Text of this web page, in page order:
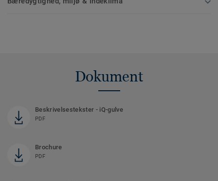
Dokument
Beskrivelsestekster - iQ-gulve
PDF
Brochure
PDF